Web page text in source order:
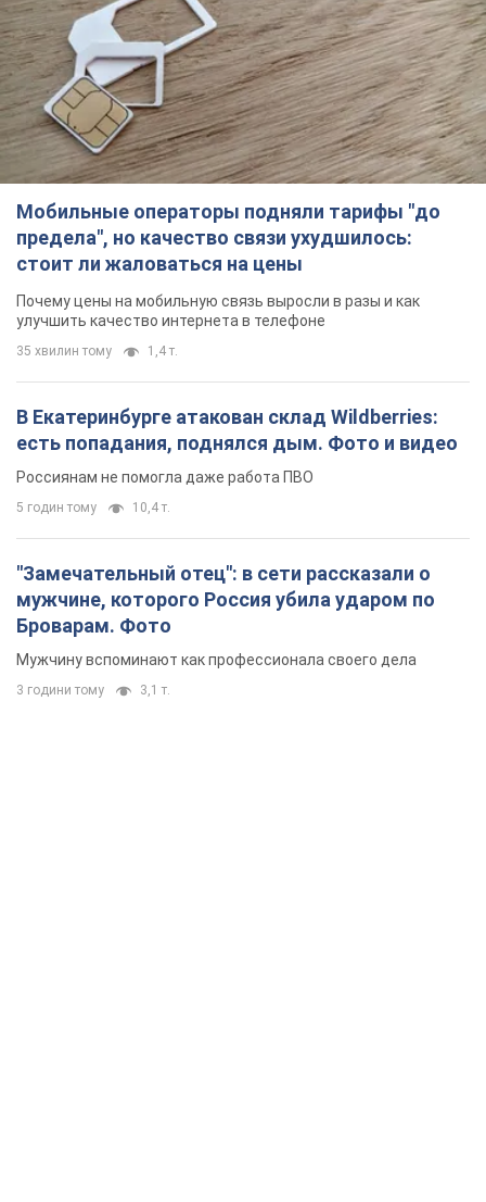
Мобильные операторы подняли тарифы "до
предела", но качество связи ухудшилось:
стоит ли жаловаться на цены
Почему цены на мобильную связь выросли в разы и как
улучшить качество интернета в телефоне
35 хвилин тому 1,4 т.
В Екатеринбурге атакован склад Wildberries:
есть попадания, поднялся дым. Фото и видео
Россиянам не помогла даже работа ПВО
5 годин тому 10,4 т.
"Замечательный отец": в сети рассказали о
мужчине, которого Россия убила ударом по
Броварам. Фото
Мужчину вспоминают как профессионала своего дела
3 години тому 3,1 т.